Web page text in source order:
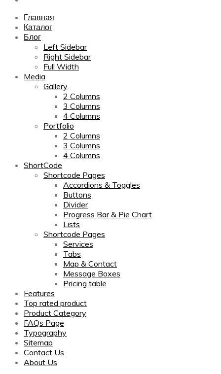
Главная
Каталог
Блог
Left Sidebar
Right Sidebar
Full Width
Media
Gallery
2 Columns
3 Columns
4 Columns
Portfolio
2 Columns
3 Columns
4 Columns
ShortCode
Shortcode Pages
Accordions & Toggles
Buttons
Divider
Progress Bar & Pie Chart
Lists
Shortcode Pages
Services
Tabs
Map & Contact
Message Boxes
Pricing table
Features
Top rated product
Product Category
FAQs Page
Typography
Sitemap
Contact Us
About Us